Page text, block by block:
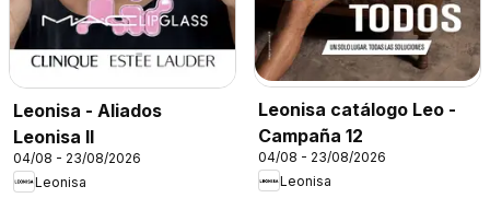
Leonisa - Aliados
Leonisa II
04/08 - 23/08/2026
Leonisa
Leonisa catálogo Leo -
Campaña 12
04/08 - 23/08/2026
Leonisa